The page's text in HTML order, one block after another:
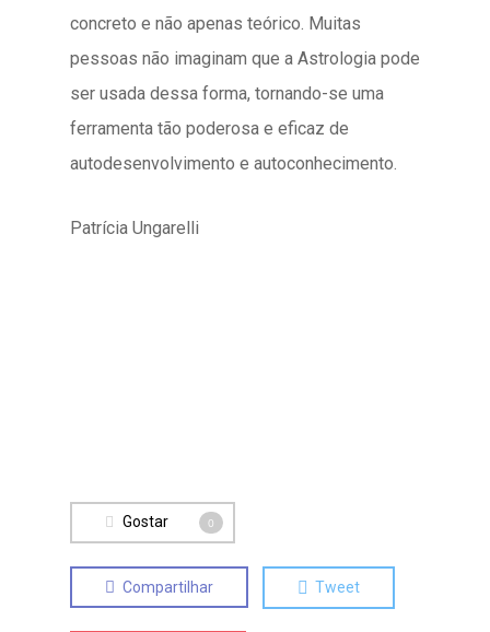
concreto e não apenas teórico. Muitas
pessoas não imaginam que a Astrologia pode
ser usada dessa forma, tornando-se uma
ferramenta tão poderosa e eficaz de
autodesenvolvimento e autoconhecimento.
Patrícia Ungarelli
Gostar 0
Compartilhar Tweet